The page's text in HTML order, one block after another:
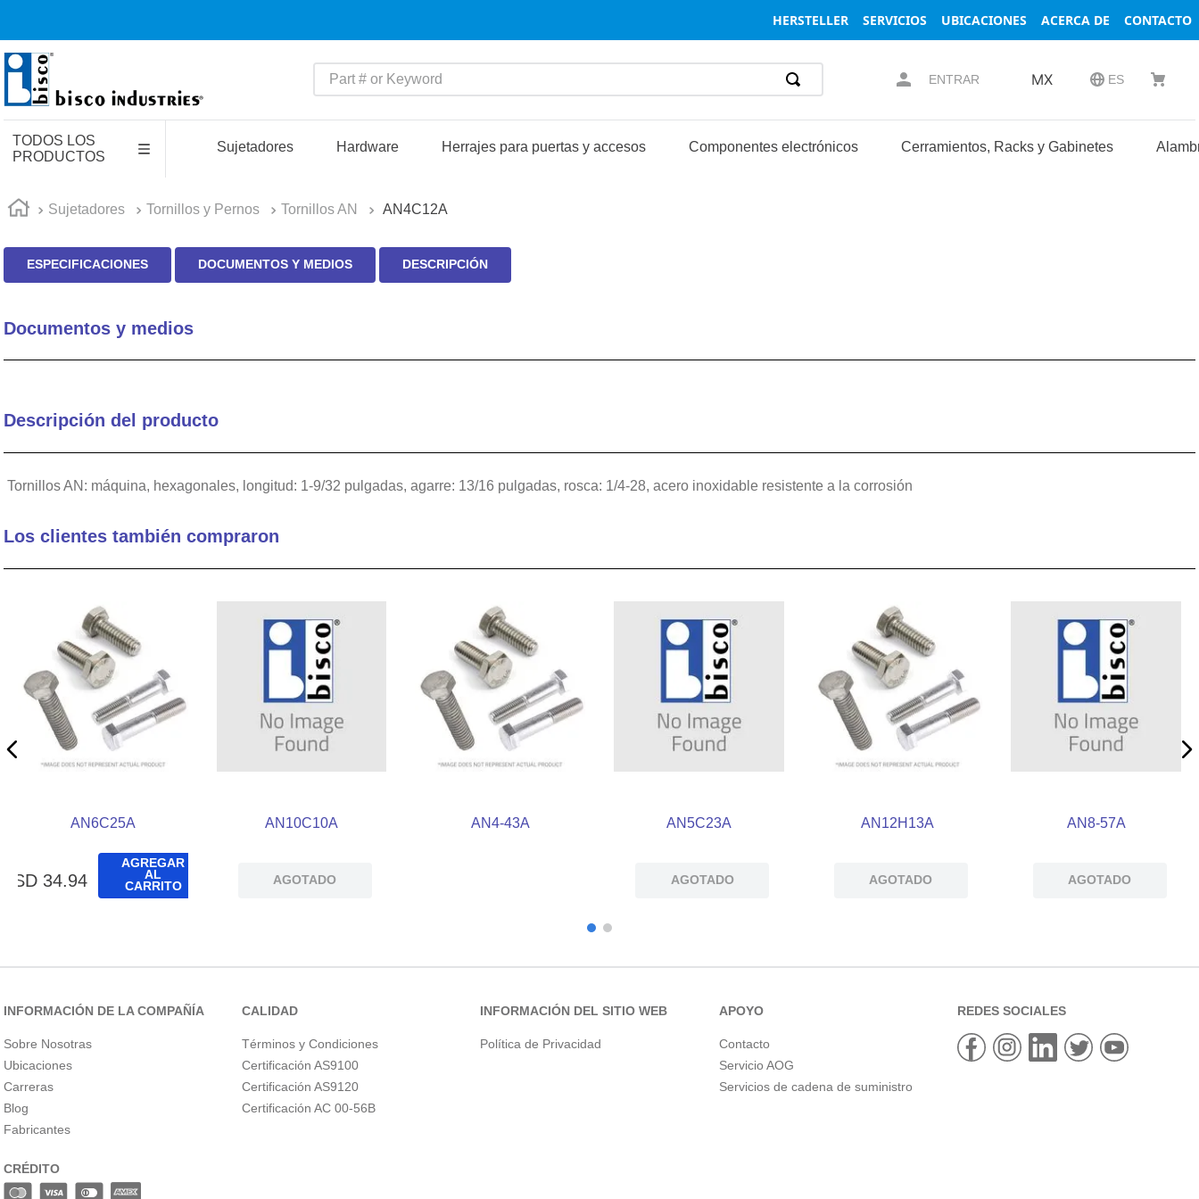
HERSTELLER SERVICIOS UBICACIONES ACERCA DE CONTACTO
Part # or Keyword
ENTRAR MX ES
TODOS LOS
PRODUCTOS
Sujetadores Hardware Herrajes para puertas y accesos Componentes electrónicos Cerramientos, Racks y Gabinetes
Sujetadores Tornillos y Pernos Tornillos AN AN4C12A
ESPECIFICACIONES DOCUMENTOS Y MEDIOS DESCRIPCIÓN
Documentos y medios
Descripción del producto
Tornillos AN: máquina, hexagonales, longitud: 1-9/32 pulgadas, agarre: 13/16 pulgadas, rosca: 1/4-28, acero inoxidable resistente a la corrosión
Los clientes también compraron
AN6C25A
USD 34.94
AGREGAR
AL
CARRITO
AN10C10A
AGOTADO
AN4-43A AN5C23A
AGOTADO
AN12H13A
AGOTADO
AN8-57A
AGOTADO
INFORMACIÓN DE LA COMPAÑÍA
Sobre Nosotras
Ubicaciones
Carreras
Blog
Fabricantes
CALIDAD
Términos y Condiciones
Certificación AS9100
Certificación AS9120
Certificación AC 00-56B
INFORMACIÓN DEL SITIO WEB
Política de Privacidad
APOYO
Contacto
Servicio AOG
Servicios de cadena de suministro
REDES SOCIALES
CRÉDITO
1.
pin connectors
3.
active
5.
latch
8.
relays